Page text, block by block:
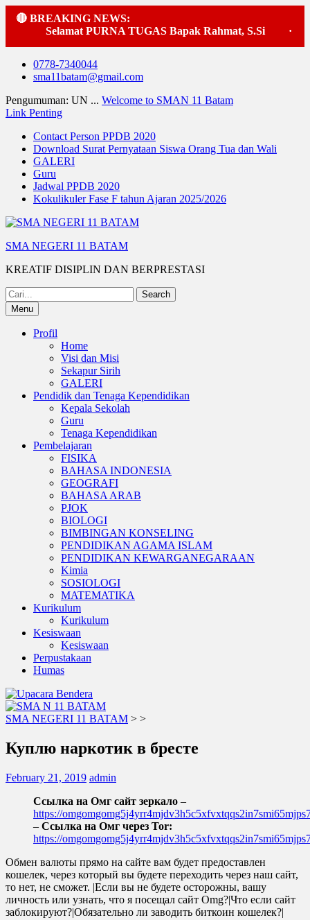
🔴 BREAKING NEWS:
Selamat PURNA TUGAS Bapak Rahmat, S.Si
Skip
0778-7340044
sma11batam@gmail.com
Pengumuman: UN ... Welcome to SMAN 11 Batam
Link Penting
Contact Person PPDB 2020
Download Surat Pernyataan Siswa Orang Tua dan Wali
GALERI
Guru
Jadwal PPDB 2020
Kokulikuler Fase F tahun Ajaran 2025/2026
SMA NEGERI 11 BATAM
KREATIF DISIPLIN DAN BERPRESTASI
Search
for:Menu
Profil
Home
Visi dan Misi
Sekapur Sirih
GALERI
Pendidik dan Tenaga Kependidikan
Kepala Sekolah
Guru
Tenaga Kependidikan
Pembelajaran
FISIKA
BAHASA INDONESIA
GEOGRAFI
BAHASA ARAB
PJOK
BIOLOGI
BIMBINGAN KONSELING
PENDIDIKAN AGAMA ISLAM
PENDIDIKAN KEWARGANEGARAAN
Kimia
SOSIOLOGI
MATEMATIKA
Kurikulum
Kurikulum
Kesiswaan
Kesiswaan
Perpustakaan
Humas
SMA NEGERI 11 BATAM > >
Куплю наркотик в бресте
February 21, 2019 admin
Ссылка на Омг сайт зеркало –
https://
– Ссылка на Омг через Tor:
https://
Обмен валюты прямо на сайте вам будет предоставлен
кошелек, через который вы будете переходить через наш сайт,
то нет, не сможет. |Если вы не будете осторожны, вашу
личность или узнать, что я посещал сайт Omg?|Что если сайт
заблокируют?|Обязательно ли заводить биткоин кошелек?|